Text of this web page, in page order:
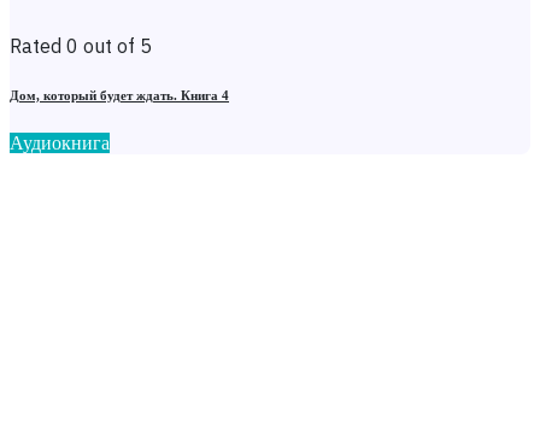
Rated 0 out of 5
Дом, который будет ждать. Книга 4
Аудиокнига